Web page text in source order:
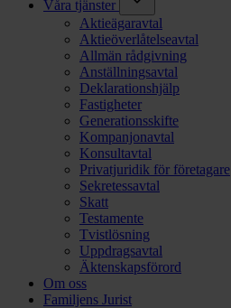
Våra tjänster
Aktieägaravtal
Aktieöverlåtelseavtal
Allmän rådgivning
Anställningsavtal
Deklarationshjälp
Fastigheter
Generationsskifte
Kompanjonavtal
Konsultavtal
Privatjuridik för företagare
Sekretessavtal
Skatt
Testamente
Tvistlösning
Uppdragsavtal
Äktenskapsförord
Om oss
Familjens Jurist